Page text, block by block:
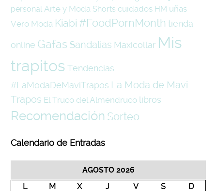
personal Arte y Moda Shorts cuidados HM uñas
Vero Moda Kiabi #FoodPornMonth tienda
online Gafas Sandalias Maxicollar Mis
trapitos Tendencias
#LaModaDeMaviTrapos La Moda de Mavi
Trapos El Truco del Almendruco libros
Recomendación Sorteo
Calendario de Entradas
AGOSTO 2026
L
M X J V S D